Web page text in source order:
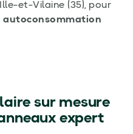
et-Vilaine (35), pour
sur mesure
expert